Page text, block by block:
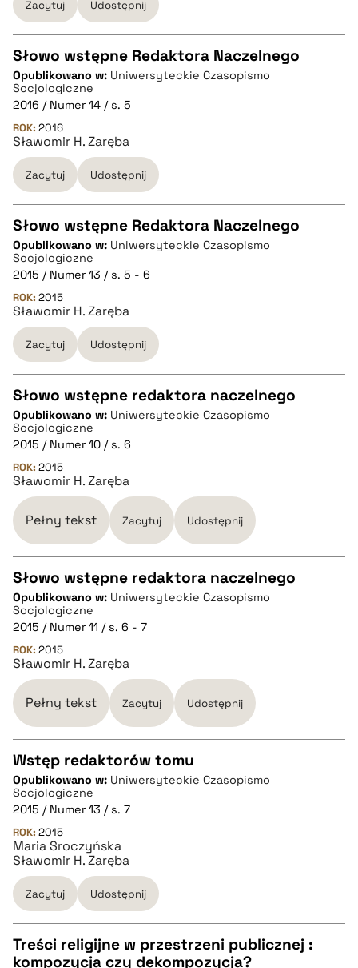
BIBTEX
pobierz cytat
Zacytuj Udostępnij
CZYSTY TEKST
pobierz cytat
BIBTEX
pobierz cytat
Słowo wstępne Redaktora Naczelnego
Opublikowano w: Uniwersyteckie Czasopismo
Socjologiczne
2016 / Numer 14 / s. 5
ROK: 2016
Sławomir H. Zaręba
Zacytuj Udostępnij
CZYSTY TEKST
pobierz cytat
BIBTEX
pobierz cytat
Słowo wstępne Redaktora Naczelnego
Opublikowano w: Uniwersyteckie Czasopismo
Socjologiczne
2015 / Numer 13 / s. 5 - 6
ROK: 2015
Sławomir H. Zaręba
Zacytuj Udostępnij
CZYSTY TEKST
pobierz cytat
BIBTEX
Słowo wstępne redaktora naczelnego
Opublikowano w: Uniwersyteckie Czasopismo
Socjologiczne
2015 / Numer 10 / s. 6
ROK: 2015
Sławomir H. Zaręba
Pełny tekst Zacytuj Udostępnij
CZYSTY TEKST
pobierz cytat
BIBTEX
Słowo wstępne redaktora naczelnego
Opublikowano w: Uniwersyteckie Czasopismo
Socjologiczne
2015 / Numer 11 / s. 6 - 7
ROK: 2015
Sławomir H. Zaręba
Pełny tekst Zacytuj Udostępnij
CZYSTY TEKST
pobierz cytat
BIBTEX
Wstęp redaktorów tomu
Opublikowano w: Uniwersyteckie Czasopismo
Socjologiczne
2015 / Numer 13 / s. 7
ROK: 2015
Maria Sroczyńska
Sławomir H. Zaręba
Zacytuj Udostępnij
Treści religijne w przestrzeni publicznej :
kompozycja czy dekompozycja?